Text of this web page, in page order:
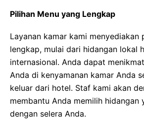
Pilihan Menu yang Lengkap
Layanan kamar kami menyediakan
lengkap, mulai dari hidangan lokal
internasional. Anda dapat
Anda di kenyamanan kamar Anda
keluar dari hotel. Staf kami akan
membantu Anda memilih hidangan
dengan selera Anda.